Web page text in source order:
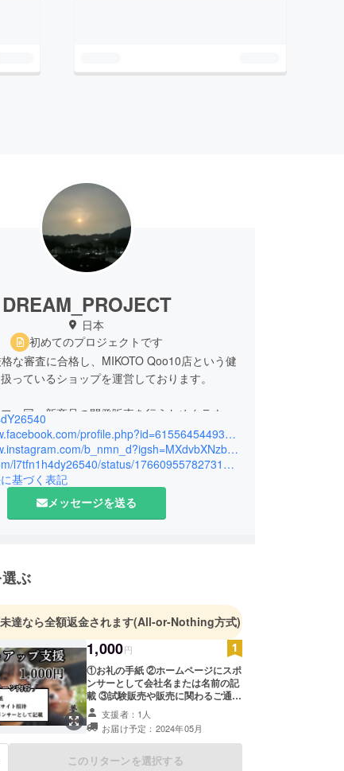
DREAM_PROJECT
日本
初めてのプロジェクトです
な審査に合格し、MIKOTO Qoo10店という健
っているショップを運営しております。
一同、新商品の開発販売を行うためクラウド
に登録いたしました。
！
一緒に、より良い商品を世界に販売出来ること
々挑戦をすることを忘れずに楽しく前向きに、
https://www.facebook.com/profile.php?id=61556454493860
https://www.instagram.com/b_nmn_d?igsh=MXdvbXNzbTlzZ25haw%3D%3D&utm_source=qr
https://x.com/l7tfn1h4dy26540/status/1766095578273124658?s=46&t=FeEkmLu9lx4D0hO2HHYHWw
基づく表記
メッセージを送る
ぶ
達なら全額返金されます(All-or-Nothing方式)
1,000円
①お礼の手紙 ②ホームページにスポ
ンサーとして会社名または名前の記
載 ③試験販売や販売に関わるご通達
この3点を考えておりますが起業
後、支援者様とコンタクトをとり試
供品の発送、イベントの告知や招待
などもできればと思います。
支援者：1人
お届け予定：2024年05月
このリターンを選択する